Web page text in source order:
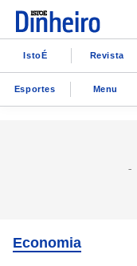
IstoÉ Revista
Esportes Menu
Economia